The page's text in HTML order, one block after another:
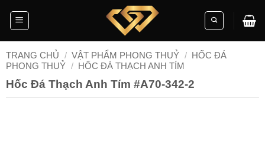
TRANG CHỦ / VẬT PHẨM PHONG THUỶ / HỐC ĐÁ
PHONG THUỶ / HỐC ĐÁ THẠCH ANH TÍM
Hốc Đá Thạch Anh Tím #A70-342-2